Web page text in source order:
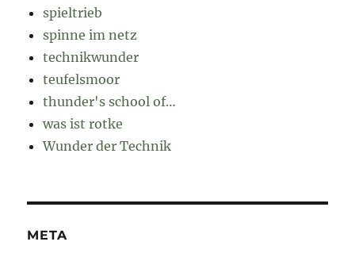
spieltrieb
spinne im netz
technikwunder
teufelsmoor
thunder's school of…
was ist rotke
Wunder der Technik
META